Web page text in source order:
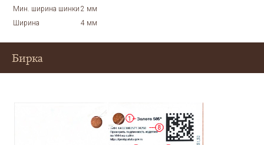
Мин. ширина шинки 2 мм
Ширина
4 мм
Бирка